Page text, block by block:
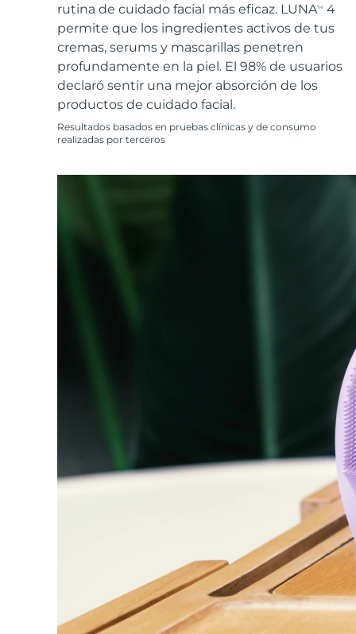
rutina de cuidado facial más eficaz. LUNATM
4
permite que los ingredientes activos de tus
cremas, serums y mascarillas penetren
profundamente en la piel. El 98% de usuarios
declaró sentir una mejor absorción de los
productos de cuidado facial.
Resultados basados en pruebas clínicas y de consumo
realizadas por terceros
All acne treatment devices
All revitalizing eye massagers
Cuidado de la piel KIWI™
Advanced pore care essentials
Serum
For healthy hair
issa™ Teeth Whitening Gel
18% PAP
Cosméticos Hombres
Comprar todo